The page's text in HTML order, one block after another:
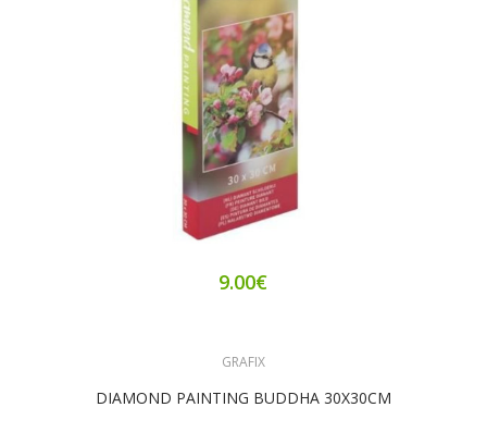
9.00€
GRAFIX
DIAMOND PAINTING BUDDHA 30X30CM